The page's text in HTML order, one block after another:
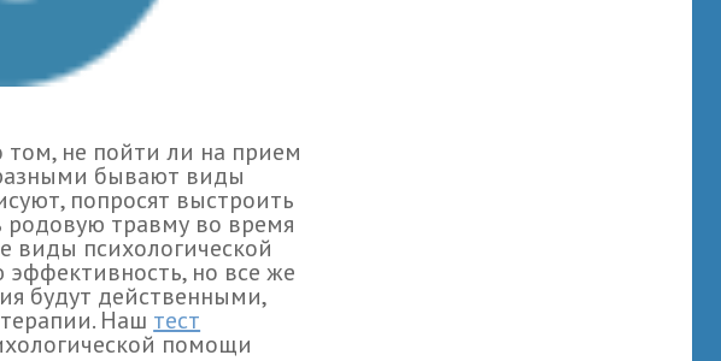
не пойти ли на прием
бывают виды
попросят выстроить
родовую травму во время
виды психологической
но все же
будут действенными,
Наш тест
помощи